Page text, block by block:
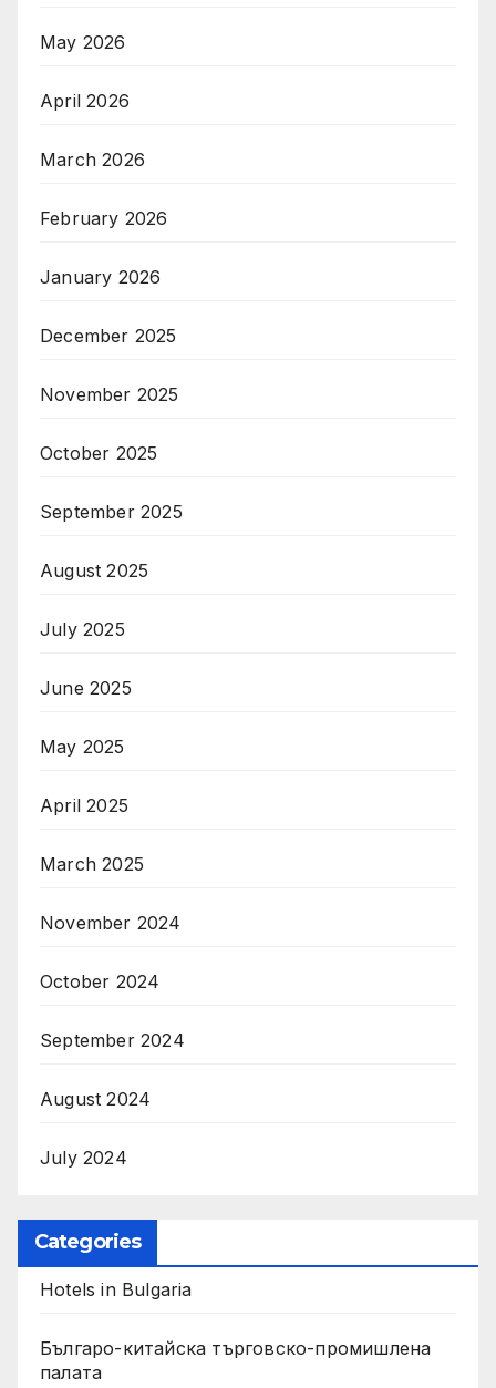
May 2026
April 2026
March 2026
February 2026
January 2026
December 2025
November 2025
October 2025
September 2025
August 2025
July 2025
June 2025
May 2025
April 2025
March 2025
November 2024
October 2024
September 2024
August 2024
July 2024
Categories
Hotels in Bulgaria
Българо-китайска търговско-промишлена
палата